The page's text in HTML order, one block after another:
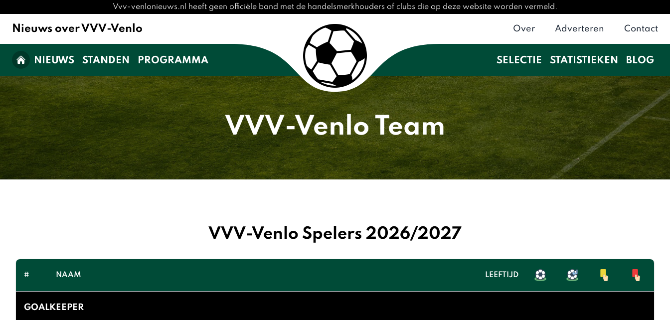
Vvv-venlonieuws.nl heeft geen officiële band met de handelsmerkhouders of clubs die op deze website worden vermeld.
Nieuws over VVV-Venlo Over Adverteren Contact
NIEUWS STANDEN PROGRAMMA SELECTIE STATISTIEKEN BLOG
VVV-Venlo Team
VVV-Venlo Spelers 2026/2027
# NAAM LEEFTIJD
GOALKEEPER